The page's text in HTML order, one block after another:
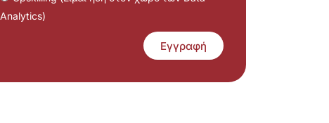
Analytics)
Εγγραφή